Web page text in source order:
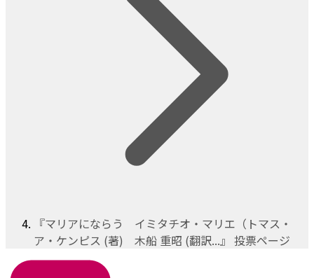
『マリアにならう イミタチオ・マリエ（トマス・
ア・ケンピス (著) 木船 重昭 (翻訳...』 投票ページ